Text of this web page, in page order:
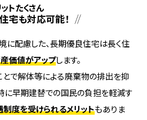
トたくさん
宅も対応可能！
に配慮した、長期優良住宅は長く住
価値がアップします。
とで解体等による廃棄物の排出を抑
に早期建替での国民の負担を軽減す
度を受けられるメリットもありま